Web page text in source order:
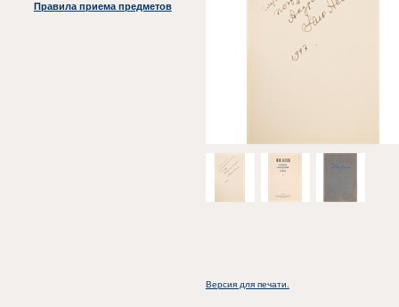
Правила приема предметов
Версия для печати.